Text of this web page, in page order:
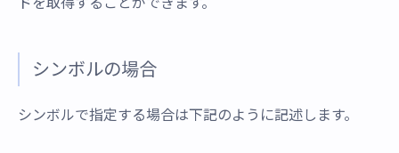
シンボルの場合
シンボルで指定する場合は下記のように記述します。